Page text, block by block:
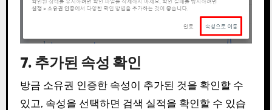
7. 추가된 속성 확인
방금 소유권 인증한 속성이 추가된 것을 확인할 수
있고, 속성을 선택하면 검색 실적을 확인할 수 있습